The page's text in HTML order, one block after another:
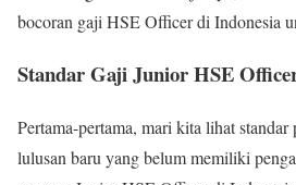
bocoran gaji HSE Officer di Indonesia
Standar Gaji Junior HSE
Pertama-pertama, mari kita lihat
lulusan baru yang belum memiliki